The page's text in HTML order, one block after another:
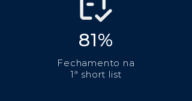
81%
Fechamento na
1ª short list